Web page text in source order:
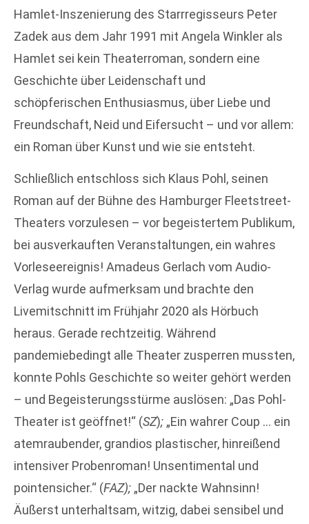
Hamlet-Inszenierung des Starrregisseurs Peter
Zadek aus dem Jahr 1991 mit Angela Winkler als
Hamlet sei kein Theaterroman, sondern eine
Geschichte über Leidenschaft und
schöpferischen Enthusiasmus, über Liebe und
Freundschaft, Neid und Eifersucht – und vor allem:
ein Roman über Kunst und wie sie entsteht.
Schließlich entschloss sich Klaus Pohl, seinen
Roman auf der Bühne des Hamburger Fleetstreet-
Theaters vorzulesen – vor begeistertem Publikum,
bei ausverkauften Veranstaltungen, ein wahres
Vorleseereignis! Amadeus Gerlach vom Audio-
Verlag wurde aufmerksam und brachte den
Livemitschnitt im Frühjahr 2020 als Hörbuch
heraus. Gerade rechtzeitig. Während
pandemiebedingt alle Theater zusperren mussten,
konnte Pohls Geschichte so weiter gehört werden
– und Begeisterungsstürme auslösen: „Das Pohl-
Theater ist geöffnet!“ (SZ); „Ein wahrer Coup … ein
atemraubender, grandios plastischer, hinreißend
intensiver Probenroman! Unsentimental und
pointensicher.“ (FAZ); „Der nackte Wahnsinn!
Äußerst unterhaltsam, witzig, dabei sensibel und